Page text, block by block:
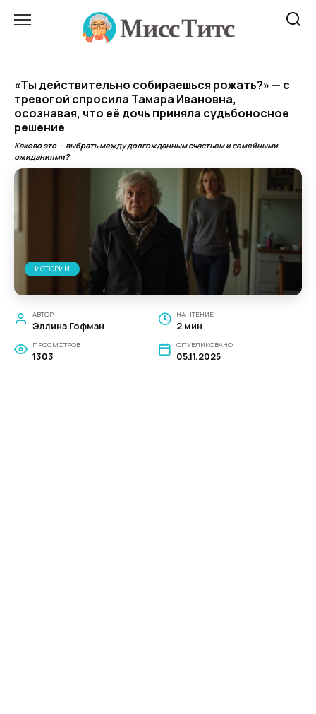
«Ты действительно собираешься рожать?» — с
тревогой спросила Тамара Ивановна,
осознавая, что её дочь приняла судьбоносное
решение
Каково это — выбрать между долгожданным счастьем и семейными
ожиданиями?
ИСТОРИИ
АВТОР
Эллина Гофман
НА ЧТЕНИЕ
2 мин
ПРОСМОТРОВ
1303
ОПУБЛИКОВАНО
05.11.2025